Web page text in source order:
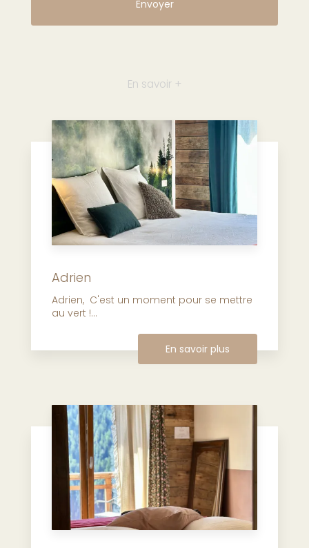
En savoir +
Adrien
Adrien, C'est un moment pour se mettre
au vert !...
En savoir plus